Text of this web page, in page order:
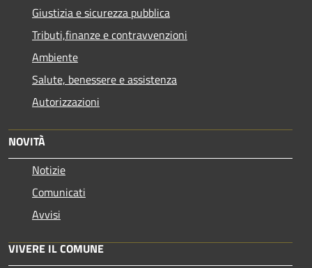
Giustizia e sicurezza pubblica
Tributi,finanze e contravvenzioni
Ambiente
Salute, benessere e assistenza
Autorizzazioni
NOVITÀ
Notizie
Comunicati
Avvisi
VIVERE IL COMUNE